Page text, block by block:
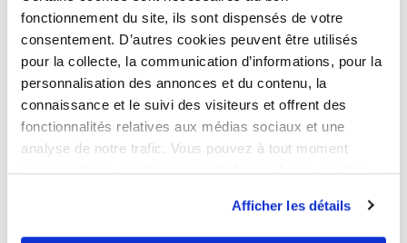
fonctionnement du site, ils sont dispensés de votre
consentement. D’autres cookies peuvent être utilisés
pour la collecte, la communication d’informations, pour la
personnalisation des annonces et du contenu, la
connaissance et le suivi des visiteurs et offrent des
fonctionnalités relatives aux médias sociaux et une
analyse de notre trafic. Vous pouvez à tout moment
changer d’avis en cliquant sur l’icône en bas à gauche.
Afficher les détails
Livraison : Aout 2027
LMNP